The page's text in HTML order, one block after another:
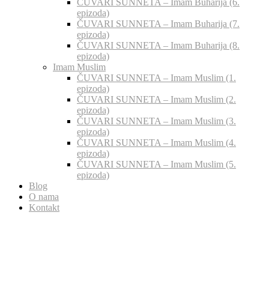
ČUVARI SUNNETA – Imam Buharija (6.
epizoda)
ČUVARI SUNNETA – Imam Buharija (7.
epizoda)
ČUVARI SUNNETA – Imam Buharija (8.
epizoda)
Imam Muslim
ČUVARI SUNNETA – Imam Muslim (1.
epizoda)
ČUVARI SUNNETA – Imam Muslim (2.
epizoda)
ČUVARI SUNNETA – Imam Muslim (3.
epizoda)
ČUVARI SUNNETA – Imam Muslim (4.
epizoda)
ČUVARI SUNNETA – Imam Muslim (5.
epizoda)
Blog
O nama
Kontakt